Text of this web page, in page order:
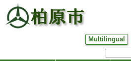
Multilingual